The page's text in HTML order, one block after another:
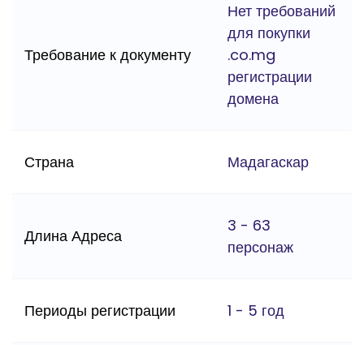
Требование к документу
Нет требований
для покупки
.co.mg
регистрации
домена
Страна Мадагаскар
Длина Адреса
3 - 63
персонаж
Периоды регистрации 1 - 5 год